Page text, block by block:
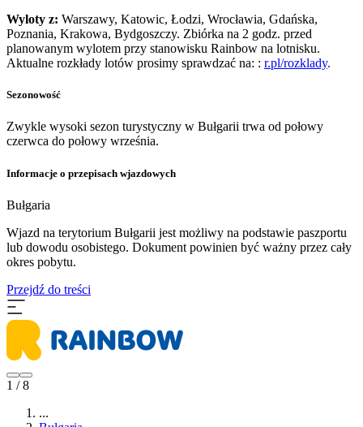
Wyloty z: Warszawy, Katowic, Łodzi, Wrocławia, Gdańska,
Poznania, Krakowa, Bydgoszczy. Zbiórka na 2 godz. przed
planowanym wylotem przy stanowisku Rainbow na lotnisku.
Aktualne rozkłady lotów prosimy sprawdzać na: : r.pl/rozklady.
Sezonowość
Zwykle wysoki sezon turystyczny w Bułgarii trwa od połowy
czerwca do połowy września.
Informacje o przepisach wjazdowych
Bułgaria
Wjazd na terytorium Bułgarii jest możliwy na podstawie paszportu
lub dowodu osobistego. Dokument powinien być ważny przez cały
okres pobytu.
Przejdź do treści
1 / 8
...